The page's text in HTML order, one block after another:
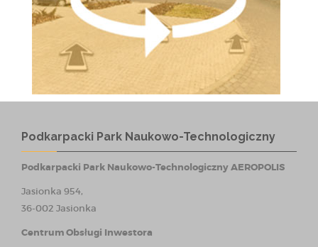
Podkarpacki Park Naukowo-Technologiczny
Podkarpacki Park Naukowo-Technologiczny AEROPOLIS
Jasionka 954,
36-002 Jasionka
Centrum Obsługi Inwestora